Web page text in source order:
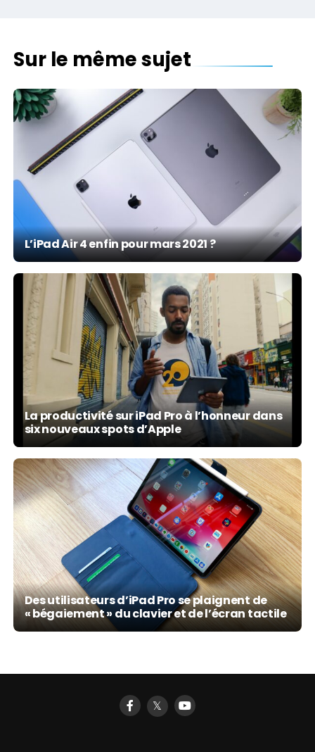
Sur le même sujet
L’iPad Air 4 enfin pour mars 2021 ?
La productivité sur iPad Pro à l’honneur dans
six nouveaux spots d’Apple
Des utilisateurs d’iPad Pro se plaignent de
« bégaiement » du clavier et de l’écran tactile
𝕏